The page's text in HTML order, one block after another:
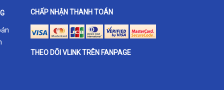
CHẤP NHẬN THANH TOÁN
THEO DÕI VLINK TRÊN FANPAGE